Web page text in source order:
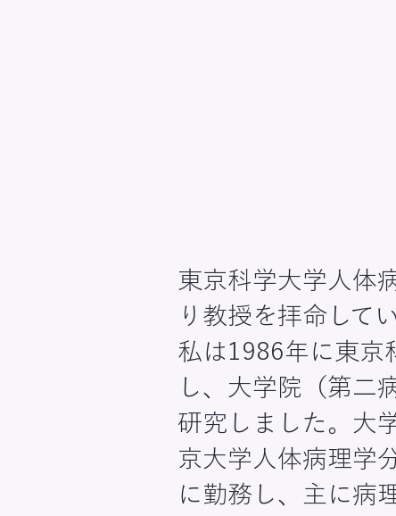
東京科学大学人体
り教授を拝命して
私は1986年に東京
し、大学院（第二
研究しました。大
京大学人体病理学
に勤務し、主に病